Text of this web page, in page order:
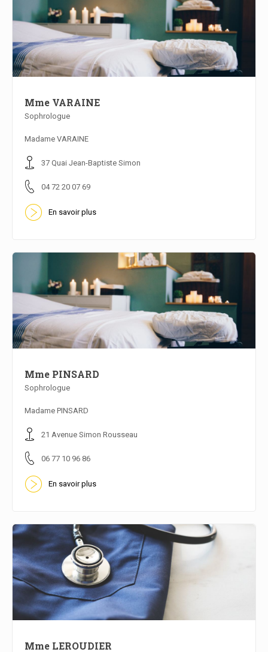
Mme VARAINE
Sophrologue
Madame VARAINE
37 Quai Jean-Baptiste Simon
04 72 20 07 69
En savoir plus
Mme PINSARD
Sophrologue
Madame PINSARD
21 Avenue Simon Rousseau
06 77 10 96 86
En savoir plus
Mme LEROUDIER